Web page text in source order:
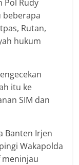
Pol Rudy
beberapa
Rutan,
hukum
itu ke
SIM dan
Banten Irjen
Wakapolda
meninjau